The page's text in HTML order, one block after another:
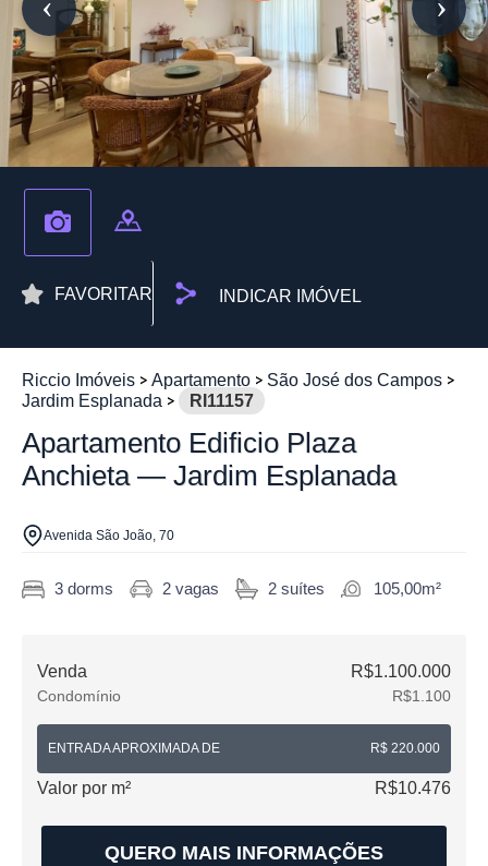
FAVORITAR INDICAR IMÓVEL
Riccio Imóveis Apartamento
São José dos Campos
Jardim Esplanada
RI11157
Apartamento Edificio Plaza
Anchieta — Jardim Esplanada
Avenida São João, 70
3 dorms 2 vagas 2 suítes 105,00m²
Venda R$1.100.000
Condomínio R$1.100
ENTRADA APROXIMADA DE R$ 220.000
Valor por m² R$10.476
QUERO MAIS INFORMAÇÕES